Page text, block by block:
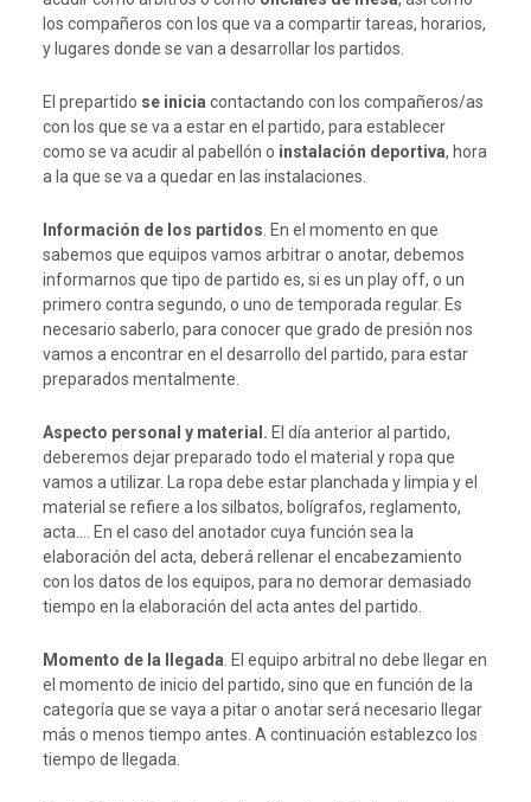
los compañeros con los que va a compartir tareas, horarios,
y lugares donde se van a desarrollar los partidos.
El prepartido se inicia contactando con los compañeros/as
con los que se va a estar en el partido, para establecer
como se va acudir al pabellón o instalación deportiva, hora
a la que se va a quedar en las instalaciones.
Información de los partidos . En el momento en que
sabemos que equipos vamos arbitrar o anotar, debemos
informarnos que tipo de partido es, si es un play off, o un
primero contra segundo, o uno de temporada regular. Es
necesario saberlo, para conocer que grado de presión nos
vamos a encontrar en el desarrollo del partido, para estar
preparados mentalmente.
Aspecto personal y material. El día anterior al partido,
deberemos dejar preparado todo el material y ropa que
vamos a utilizar. La ropa debe estar planchada y limpia y el
material se refiere a los silbatos, bolígrafos, reglamento,
acta…. En el caso del anotador cuya función sea la
elaboración del acta, deberá rellenar el encabezamiento
con los datos de los equipos, para no demorar demasiado
tiempo en la elaboración del acta antes del partido.
Momento de la llegada . El equipo arbitral no debe llegar en
el momento de inicio del partido, sino que en función de la
categoría que se vaya a pitar o anotar será necesario llegar
más o menos tiempo antes. A continuación establezco los
tiempo de llegada.